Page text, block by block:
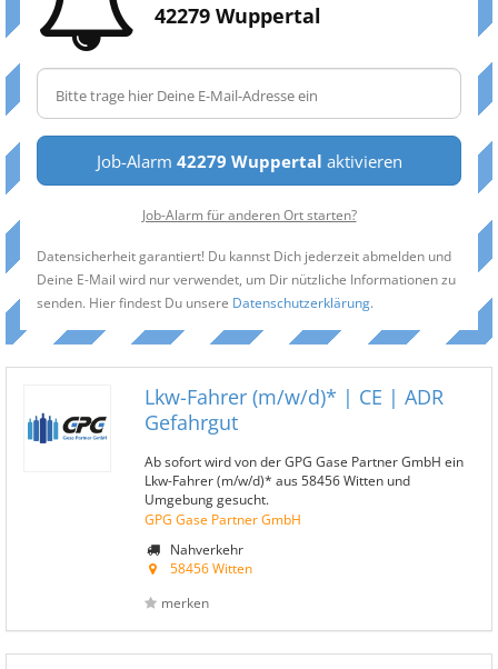
42279 Wuppertal
Job-Alarm 42279 Wuppertal aktivieren
Job-Alarm für anderen Ort starten?
Datensicherheit garantiert! Du kannst Dich jederzeit abmelden und
Deine E-Mail wird nur verwendet, um Dir nützliche Informationen zu
senden. Hier findest Du unsere Datenschutzerklärung.
Lkw-Fahrer (m/w/d)* | CE | ADR
Gefahrgut
Ab sofort wird von der GPG Gase Partner GmbH ein
Lkw-Fahrer (m/w/d)* aus 58456 Witten und
Umgebung gesucht.
GPG Gase Partner GmbH
Nahverkehr
58456 Witten
merken